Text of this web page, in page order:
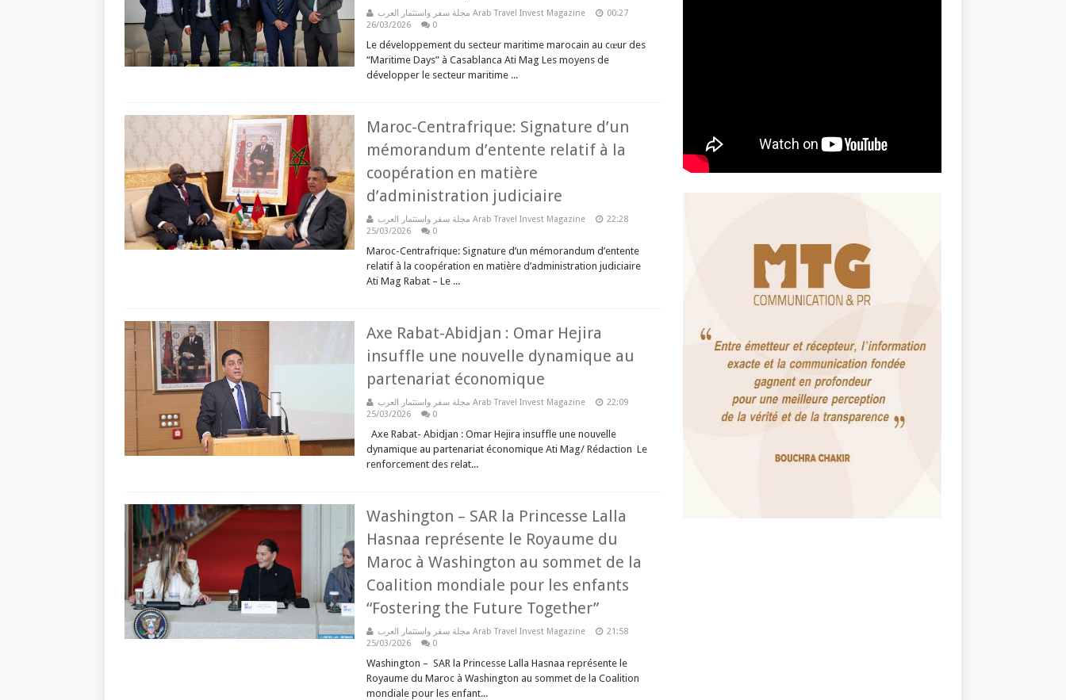
مجلة سفر واستثمار العرب Arab Travel Invest Magazine
00:27
26/03/2026
0
Le développement du secteur maritime marocain au cœur des
“Maritime Days” à Casablanca Ati Mag Les moyens de
développer le secteur maritime ...
Maroc-Centrafrique: Signature d’un
mémorandum d’entente relatif à la
coopération en matière
d’administration judiciaire
مجلة سفر واستثمار العرب Arab Travel Invest Magazine
22:28
25/03/2026
0
Maroc-Centrafrique: Signature d’un mémorandum d’entente
relatif à la coopération en matière d’administration judiciaire
Ati Mag Rabat – Le ...
Axe Rabat-Abidjan : Omar Hejira
insuffle une nouvelle dynamique au
partenariat économique
مجلة سفر واستثمار العرب Arab Travel Invest Magazine
22:09
25/03/2026
0
Axe Rabat- Abidjan : Omar Hejira insuffle une nouvelle
dynamique au partenariat économique Ati Mag/ Rédaction Le
renforcement des relat...
Washington – SAR la Princesse Lalla
Hasnaa représente le Royaume du
Maroc à Washington au sommet de la
Coalition mondiale pour les enfants
“Fostering the Future Together”
مجلة سفر واستثمار العرب Arab Travel Invest Magazine
21:58
25/03/2026
0
Washington – SAR la Princesse Lalla Hasnaa représente le
Royaume du Maroc à Washington au sommet de la Coalition
mondiale pour les enfant...